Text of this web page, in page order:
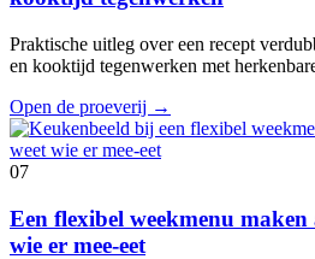
Praktische uitleg over een recept
en kooktijd tegenwerken met
Open de proeverij →
07
Een flexibel weekmenu maken
wie er mee-eet